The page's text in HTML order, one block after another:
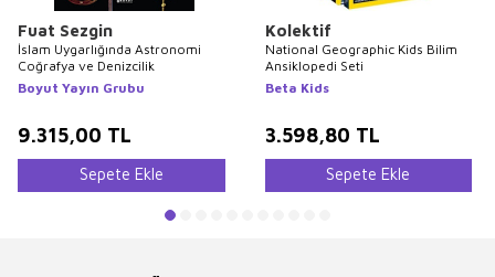
Fuat Sezgin
İslam Uygarlığında Astronomi
Coğrafya ve Denizcilik
Boyut Yayın Grubu
9.315,00 TL
Sepete Ekle
Kolektif
National Geographic Kids Bilim
Ansiklopedi Seti
Beta Kids
3.598,80 TL
Sepete Ekle